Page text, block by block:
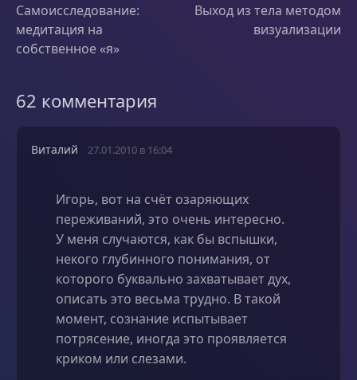
Самоисследование:
медитация на
собственное «я»
Выход из тела методом
визуализации
62 комментария
Виталий 27.01.2010 в 16:04
Игорь, вот на счёт озаряющих
переживаний, это очень интересно.
У меня случаются, как бы вспышки,
некого глубинного понимания, от
которого буквально захватывает дух,
описать это весьма трудно. В такой
момент, сознание испытывает
потрясение, иногда это проявляется
криком или слезами.